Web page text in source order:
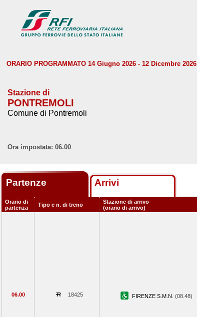
ORARIO PROGRAMMATO 14 Giugno 2026 - 12 Dicembre 2026
Stazione di
PONTREMOLI
Comune di Pontremoli
Ora impostata: 06.00
Partenze Arrivi
Orario di
partenza
Tipo e n. di treno
Stazione di arrivo
(orario di arrivo)
06.00 18425 FIRENZE S.M.N. (08.48)